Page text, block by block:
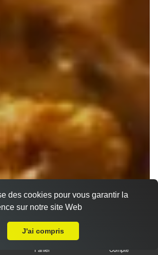
Panier Compte
des cookies pour vous garantir la
sur notre site Web
J'ai compris